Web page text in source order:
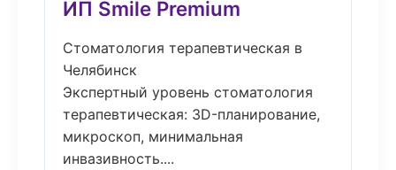
ИП Smile Premium
Стоматология терапевтическая в
Челябинск
Экспертный уровень стоматология
терапевтическая: 3D-планирование,
микроскоп, минимальная
инвазивность....